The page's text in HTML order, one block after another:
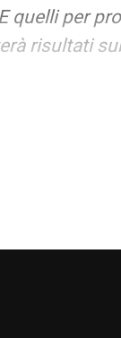
quelli per
risultati